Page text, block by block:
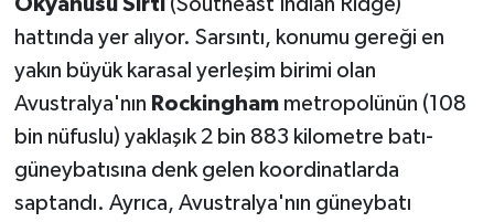
Okyanusu Sırtı(Southeast Indian Ridge)
hattında yer alıyor. Sarsıntı, konumu gereği en
yakın büyük karasal yerleşim birimi olan
Avustralya'nın Rockinghammetropolünün (108
bin nüfuslu) yaklaşık 2 bin 883 kilometre batı-
güneybatısına denk gelen koordinatlarda
saptandı. Ayrıca, Avustralya'nın güneybatı
SİYASET
Sındırgı
SÜRMANŞET